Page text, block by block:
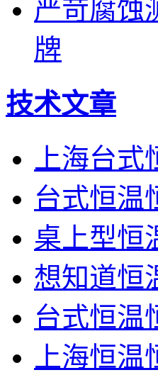
严苛腐蚀
牌
技术文章
上海台
台式恒温
桌上型恒
想知道恒
台式恒温
上海恒